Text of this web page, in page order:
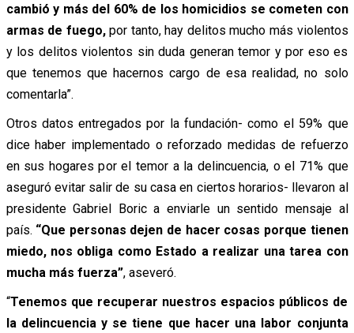
cambió y más del 60% de los homicidios se cometen con
armas de fuego,por tanto, hay delitos mucho más violentos
y los delitos violentos sin duda generan temor y por eso es
que tenemos que hacernos cargo de esa realidad, no solo
comentarla”.
Otros datos entregados por la fundación- como el 59% que
dice haber implementado o reforzado medidas de refuerzo
en sus hogares por el temor a la delincuencia, o el 71% que
aseguró evitar salir de su casa en ciertos horarios- llevaron al
presidente Gabriel Boric a enviarle un sentido mensaje al
país. “Que personas dejen de hacer cosas porque tienen
miedo, nos obliga como Estado a realizar una tarea con
mucha más fuerza”, aseveró.
“Tenemos que recuperar nuestros espacios públicos de
la delincuencia y se tiene que hacer una labor conjunta